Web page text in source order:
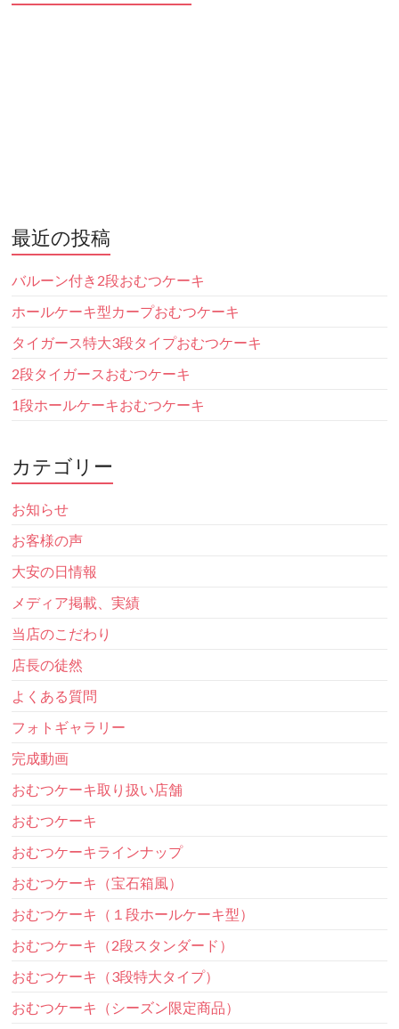
最近の投稿
バルーン付き2段おむつケーキ
ホールケーキ型カープおむつケーキ
タイガース特大3段タイプおむつケーキ
2段タイガースおむつケーキ
1段ホールケーキおむつケーキ
カテゴリー
お知らせ
お客様の声
大安の日情報
メディア掲載、実績
当店のこだわり
店長の徒然
よくある質問
フォトギャラリー
完成動画
おむつケーキ取り扱い店舗
おむつケーキ
おむつケーキラインナップ
おむつケーキ（宝石箱風）
おむつケーキ（１段ホールケーキ型）
おむつケーキ（2段スタンダード）
おむつケーキ（3段特大タイプ）
おむつケーキ（シーズン限定商品）